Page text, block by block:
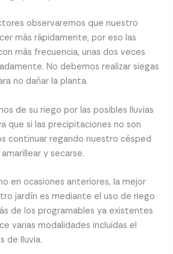
observaremos que nuestro
más rápidamente, por eso las
más frecuencia, unas dos veces
No debemos realizar siegas
no dañar la planta.
de su riego por las posibles lluvias
que si las precipitaciones no son
continuar regando nuestro césped
y secarse.
en ocasiones anteriores, la mejor
jardín es mediante el uso de riego
de los programables ya existentes
varias modalidades incluidas el
de lluvia.